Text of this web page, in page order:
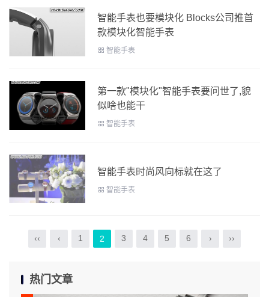
智能手表也要模块化 Blocks公司推首
款模块化智能手表
智能手表
第一款"模块化"智能手表要问世了,貌
似啥也能干
智能手表
智能手表时尚风向标就在这了
智能手表
‹‹ ‹ 1 2 3 4 5 6 › ››
热门文章